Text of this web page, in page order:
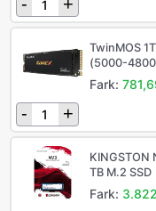
TwinMOS
(5000-
Fark:
- +
KINGSTON
TB M.2 SSD
Fark: